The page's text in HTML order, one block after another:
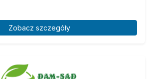
Zobacz szczegóły